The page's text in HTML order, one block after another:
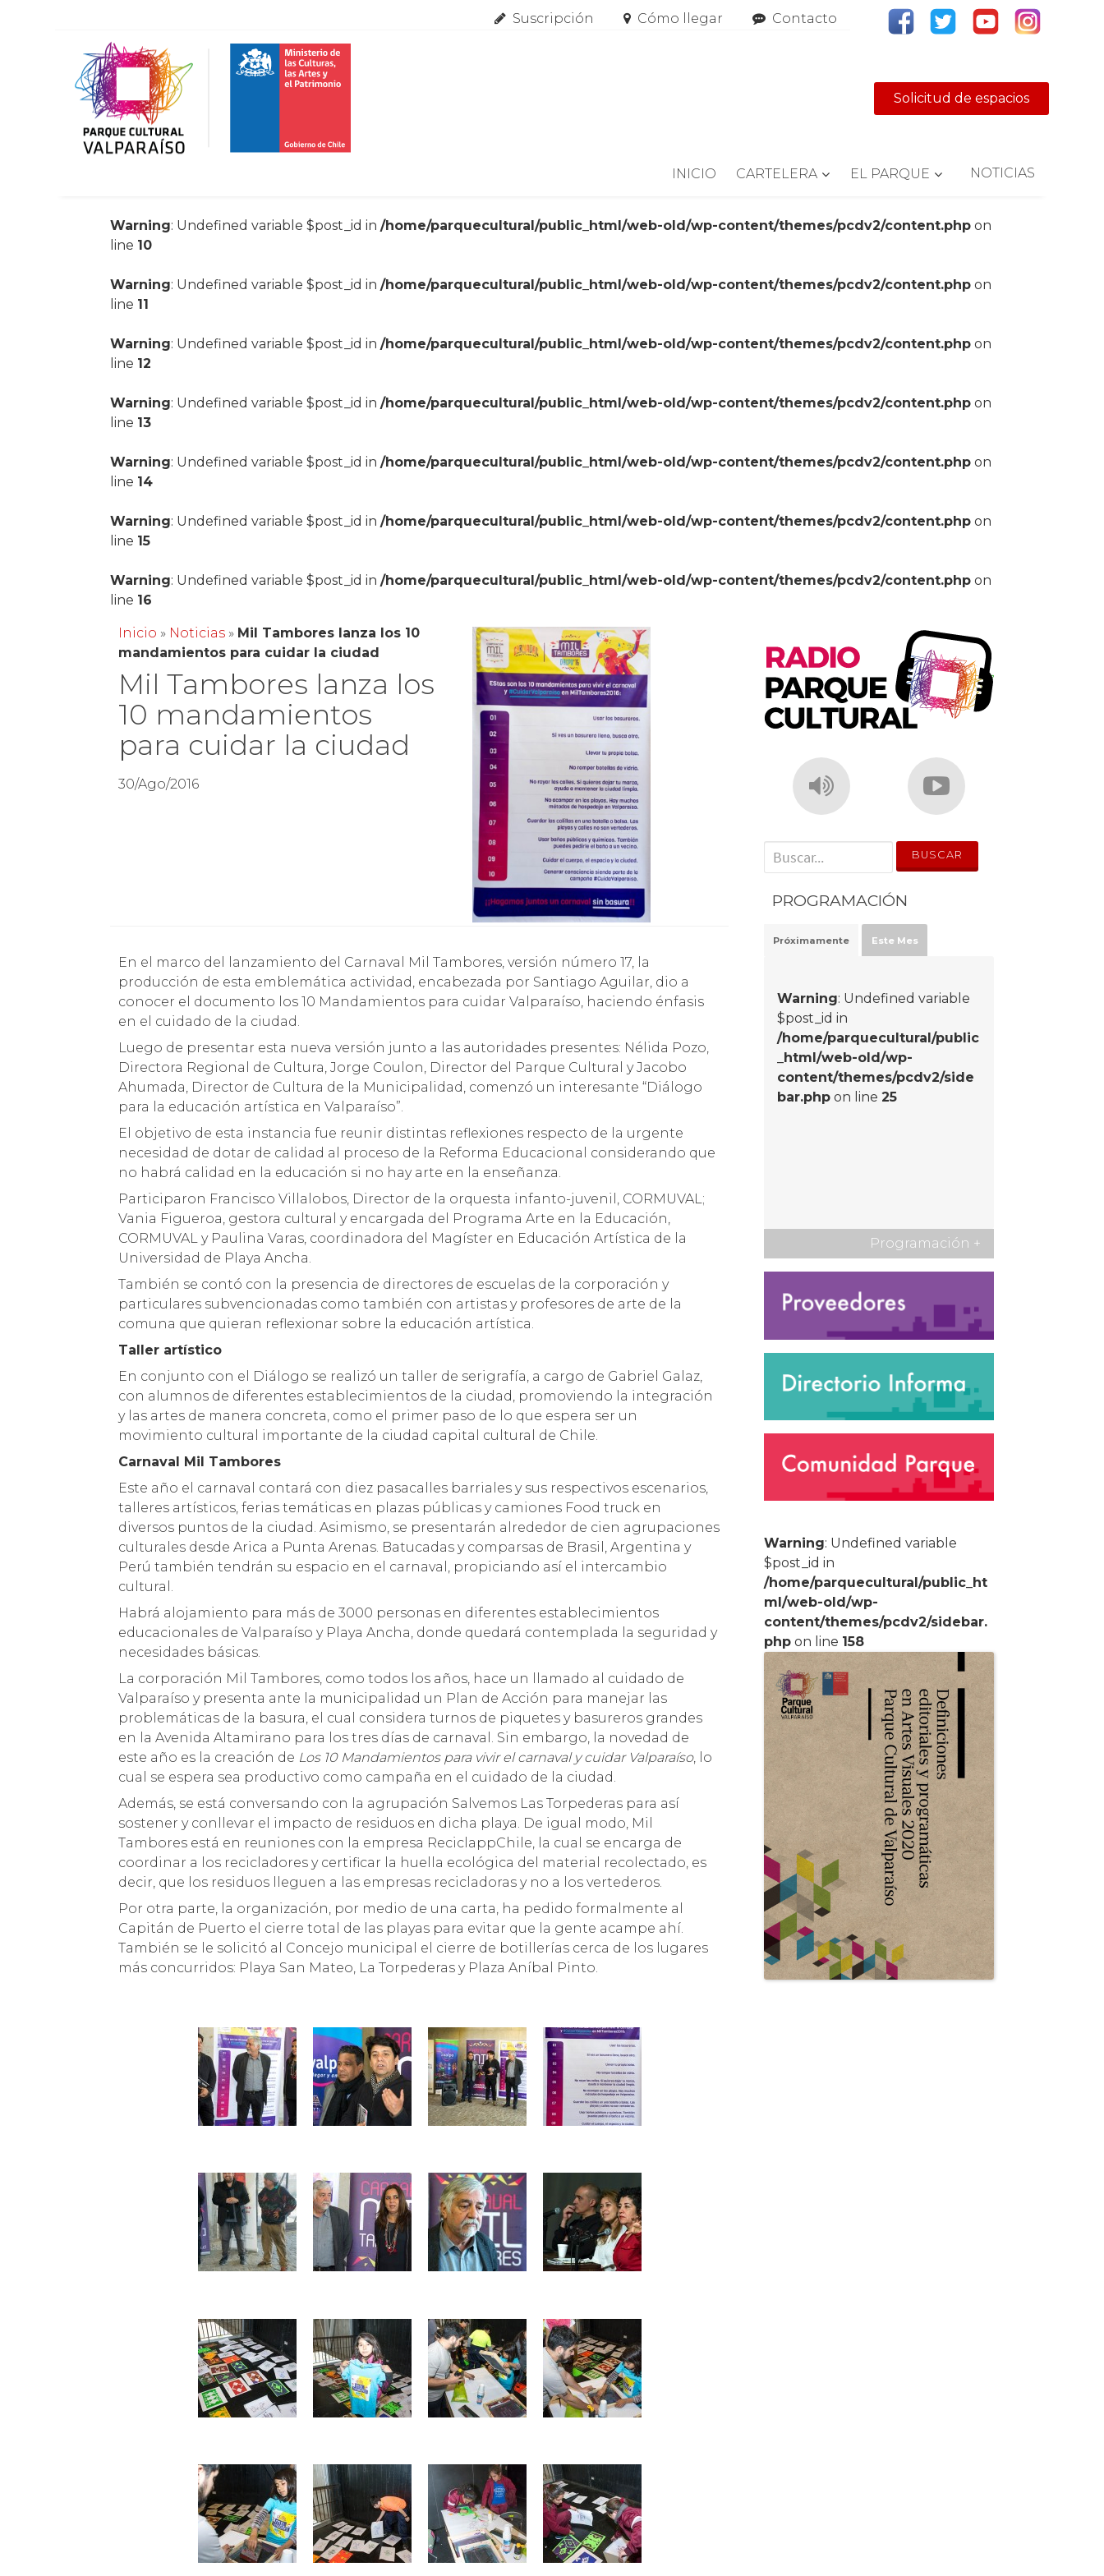
Suscripción Cómo llegar Contacto
Solicitud de espacios
INICIO CARTELERA EL PARQUE NOTICIAS
Warning: Undefined variable $post_id in/home/parquecultural/public_html/web-old/wp-content/themes/pcdv2/content.php on
line 10
Warning: Undefined variable $post_id in/home/parquecultural/public_html/web-old/wp-content/themes/pcdv2/content.php on
line 11
Warning: Undefined variable $post_id in/home/parquecultural/public_html/web-old/wp-content/themes/pcdv2/content.php on
line 12
Warning: Undefined variable $post_id in/home/parquecultural/public_html/web-old/wp-content/themes/pcdv2/content.php on
line 13
Warning: Undefined variable $post_id in/home/parquecultural/public_html/web-old/wp-content/themes/pcdv2/content.php on
line 14
Warning: Undefined variable $post_id in/home/parquecultural/public_html/web-old/wp-content/themes/pcdv2/content.php on
line 15
Warning: Undefined variable $post_id in/home/parquecultural/public_html/web-old/wp-content/themes/pcdv2/content.php on
line 16
Inicio » Noticias » Mil Tambores lanza los 10
mandamientos para cuidar la ciudad
Mil Tambores lanza los
10 mandamientos
para cuidar la ciudad
30/Ago/2016
En el marco del lanzamiento del Carnaval Mil Tambores, versión número 17, la
producción de esta emblemática actividad, encabezada por Santiago Aguilar, dio a
conocer el documento los 10 Mandamientos para cuidar Valparaíso, haciendo énfasis
en el cuidado de la ciudad.
Luego de presentar esta nueva versión junto a las autoridades presentes: Nélida Pozo,
Directora Regional de Cultura, Jorge Coulon, Director del Parque Cultural y Jacobo
Ahumada, Director de Cultura de la Municipalidad, comenzó un interesante “Diálogo
para la educación artística en Valparaíso”.
El objetivo de esta instancia fue reunir distintas reflexiones respecto de la urgente
necesidad de dotar de calidad al proceso de la Reforma Educacional considerando que
no habrá calidad en la educación si no hay arte en la enseñanza.
Participaron Francisco Villalobos, Director de la orquesta infanto-juvenil, CORMUVAL;
Vania Figueroa, gestora cultural y encargada del Programa Arte en la Educación,
CORMUVAL y Paulina Varas, coordinadora del Magíster en Educación Artística de la
Universidad de Playa Ancha.
También se contó con la presencia de directores de escuelas de la corporación y
particulares subvencionadas como también con artistas y profesores de arte de la
comuna que quieran reflexionar sobre la educación artística.
Taller artístico
En conjunto con el Diálogo se realizó un taller de serigrafía, a cargo de Gabriel Galaz,
con alumnos de diferentes establecimientos de la ciudad, promoviendo la integración
y las artes de manera concreta, como el primer paso de lo que espera ser un
movimiento cultural importante de la ciudad capital cultural de Chile.
Carnaval Mil Tambores
Este año el carnaval contará con diez pasacalles barriales y sus respectivos escenarios,
talleres artísticos, ferias temáticas en plazas públicas y camiones Food truck en
diversos puntos de la ciudad. Asimismo, se presentarán alrededor de cien agrupaciones
culturales desde Arica a Punta Arenas. Batucadas y comparsas de Brasil, Argentina y
Perú también tendrán su espacio en el carnaval, propiciando así el intercambio
cultural.
Habrá alojamiento para más de 3000 personas en diferentes establecimientos
educacionales de Valparaíso y Playa Ancha, donde quedará contemplada la seguridad y
necesidades básicas.
La corporación Mil Tambores, como todos los años, hace un llamado al cuidado de
Valparaíso y presenta ante la municipalidad un Plan de Acción para manejar las
problemáticas de la basura, el cual considera turnos de piquetes y basureros grandes
en la Avenida Altamirano para los tres días de carnaval. Sin embargo, la novedad de
este año es la creación de Los 10 Mandamientos para vivir el carnaval y cuidar Valparaíso, lo
cual se espera sea productivo como campaña en el cuidado de la ciudad.
Además, se está conversando con la agrupación Salvemos Las Torpederas para así
sostener y conllevar el impacto de residuos en dicha playa. De igual modo, Mil
Tambores está en reuniones con la empresa ReciclappChile, la cual se encarga de
coordinar a los recicladores y certificar la huella ecológica del material recolectado, es
decir, que los residuos lleguen a las empresas recicladoras y no a los vertederos.
Por otra parte, la organización, por medio de una carta, ha pedido formalmente al
Capitán de Puerto el cierre total de las playas para evitar que la gente acampe ahí.
También se le solicitó al Concejo municipal el cierre de botillerías cerca de los lugares
más concurridos: Playa San Mateo, La Torpederas y Plaza Aníbal Pinto.
' . __('Search for:') . '
PROGRAMACIÓN
Próximamente Este Mes
Warning: Undefined variable
$post_id in
/home/parquecultural/public
_html/web-old/wp-
content/themes/pcdv2/side
bar.php on line25
Programación +
Warning: Undefined variable
$post_id in
/home/parquecultural/public_ht
ml/web-old/wp-
content/themes/pcdv2/sidebar.
php on line 158